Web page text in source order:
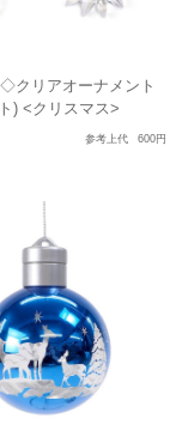
クリアオーナメント
) <クリスマス>
参考上代 600円